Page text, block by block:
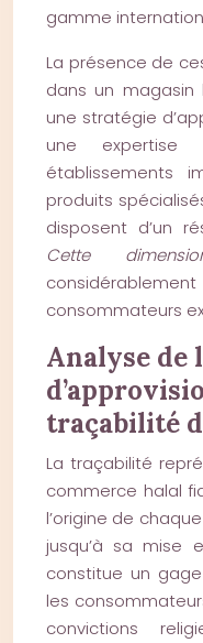
gamme
La présence de
dans un magasin
une stratégie
une expertise
établissements
produits
disposent d’un
Cette
consommateurs
Analyse de
traçabilité
La traçabilité
commerce halal
l’origine de
jusqu’à sa mise
constitue un
les
convictions